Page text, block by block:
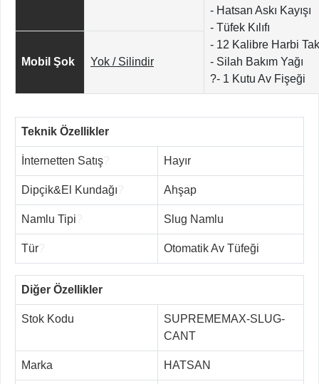
- Hatsan Askı Kayışı
- Tüfek Kılıfı
- 12 Kalibre Harbi
- Silah Bakım Yağı
?- 1 Kutu Av Fişeği
Mobil Şok Yok / Silindir
Teknik Özellikler
İnternetten Satış Hayır
Dipçik&El Kundağı Ahşap
Namlu Tipi Slug Namlu
Tür Otomatik Av Tüfeği
Diğer Özellikler
Stok Kodu
SUPREMEMAX-SLUG-
CANT
Marka HATSAN